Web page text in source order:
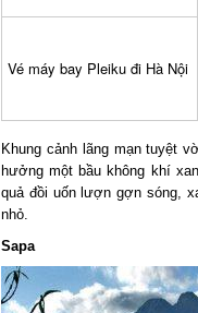
Vé máy bay Pleiku đi Hà Nội
Khung cảnh lãng mạn tuyệt
hưởng một bầu không khí
quả đồi uốn lượn gợn sóng,
nhỏ.
Sapa